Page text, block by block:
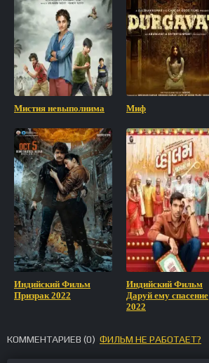
Мистия невыполнима Миф
Индийский Фильм
Призрак 2022
Индийский Фильм
Даруй ему спасение
2022
КОММЕНТАРИЕВ (0) ФИЛЬМ НЕ РАБОТАЕТ?